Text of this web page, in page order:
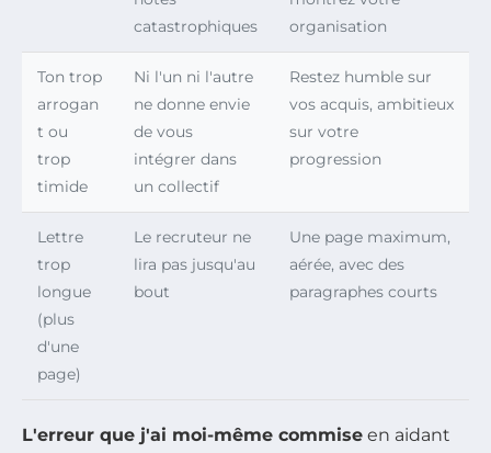
catastrophiques
organisation
Ton trop
arrogan
t ou
trop
timide
Ni l'un ni l'autre
ne donne envie
de vous
intégrer dans
un collectif
Restez humble sur
vos acquis, ambitieux
sur votre
progression
Lettre
trop
longue
(plus
d'une
page)
Le recruteur ne
lira pas jusqu'au
bout
Une page maximum,
aérée, avec des
paragraphes courts
L'erreur que j'ai moi-même commise en aidant